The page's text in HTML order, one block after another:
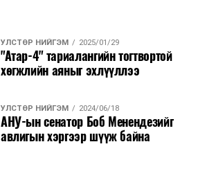
УЛСТӨР НИЙГЭМ 2025/01/29
"Атар-4" тариалангийн тогтвортой
хөгжлийн аяныг эхлүүллээ
УЛСТӨР НИЙГЭМ 2024/06/18
АНУ-ын сенатор Боб Менендезийг
авлигын хэргээр шүүж байна